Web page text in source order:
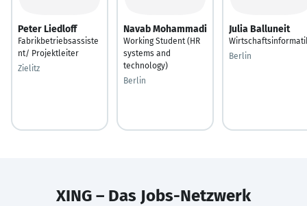
Peter Liedloff
Fabrikbetriebsassiste
nt/ Projektleiter
Zielitz
Navab Mohammadi
Working Student (HR
systems and
technology)
Berlin
Julia Balluneit
Berlin
XING – Das Jobs-Netzwerk